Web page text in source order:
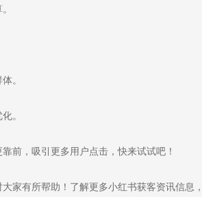
。
。
前，吸引更多用户点击，快来试试吧！
家有所帮助！了解更多小红书获客资讯信息